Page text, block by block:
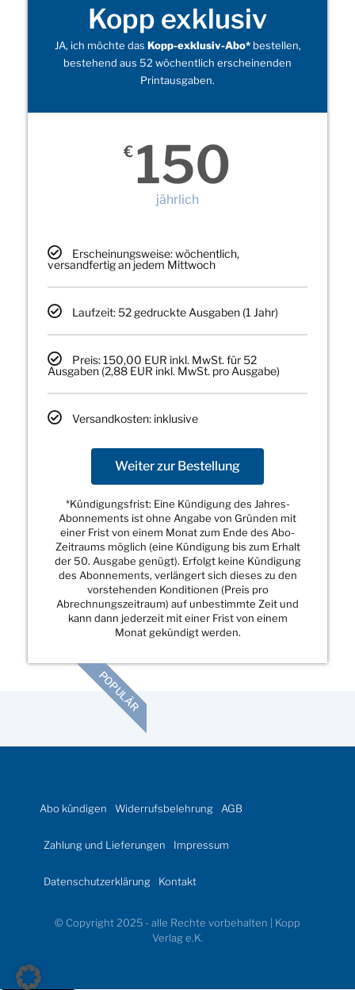
Kopp exklusiv
JA, ich möchte das Kopp-exklusiv-Abo*bestellen,
bestehend aus 52 wöchentlich erscheinenden
Printausgaben.
€ 150
jährlich
Erscheinungsweise: wöchentlich,
versandfertig an jedem Mittwoch
Laufzeit: 52 gedruckte Ausgaben (1 Jahr)
Preis: 150,00 EUR inkl. MwSt. für 52
Ausgaben (2,88 EUR inkl. MwSt. pro Ausgabe)
Versandkosten: inklusive
Weiter zur Bestellung
*Kündigungsfrist: Eine Kündigung des Jahres-
Abonnements ist ohne Angabe von Gründen mit
einer Frist von einem Monat zum Ende des Abo-
Zeitraums möglich (eine Kündigung bis zum Erhalt
der 50. Ausgabe genügt). Erfolgt keine Kündigung
des Abonnements, verlängert sich dieses zu den
vorstehenden Konditionen (Preis pro
Abrechnungszeitraum) auf unbestimmte Zeit und
kann dann jederzeit mit einer Frist von einem
Monat gekündigt werden.
POPULÄR
Abo kündigen Widerrufsbelehrung AGB
Zahlung und Lieferungen Impressum
Datenschutzerklärung Kontakt
© Copyright 2025 - alle Rechte vorbehalten | Kopp
Verlag e.K.